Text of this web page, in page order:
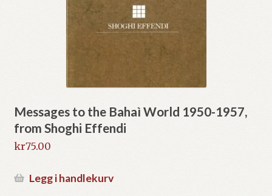
Messages to the Bahaì World 1950-1957,
from Shoghi Effendi
kr75.00
Legg i handlekurv